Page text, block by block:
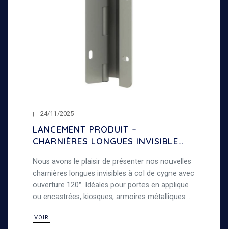
24/11/2025
LANCEMENT PRODUIT –
CHARNIÈRES LONGUES INVISIBLES
120°
Nous avons le plaisir de présenter nos nouvelles
charnières longues invisibles à col de cygne avec
ouverture 120°. Idéales pour portes en applique
ou encastrées, kiosques, armoires métalliques et
polyvalence.
VOIR